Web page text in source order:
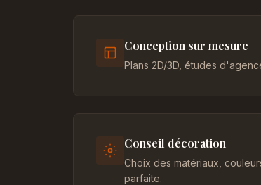
Conception sur mesure
Plans 2D/3D, études
Conseil décoration
Choix des matériaux,
parfaite.